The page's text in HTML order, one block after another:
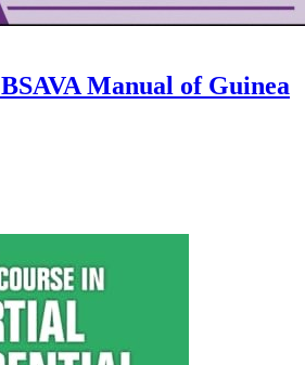
BSAVA Manual of Guinea